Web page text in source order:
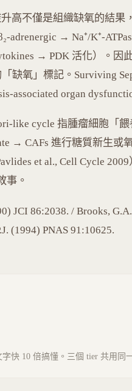
高不僅是組織缺氧的結果
adrenergic → Na⁺/K⁺-
→ PDK 活化）。因
缺氧」標記。Surviving
associated organ
like cycle 指腫瘤細胞「餵
→ CAFs 進行糖質新生或
et al., Cell Cycle
事。
JCI 86:2038. / Brooks,
(1994) PNAS 91:10625.
快 10 倍搞懂。三個 tier 共用同